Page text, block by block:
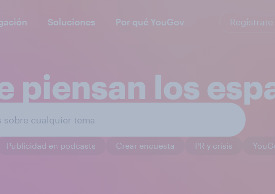
Soluciones Por qué YouGov Regístrate
piensan los
Publicidad en podcasts Crear encuesta PR y crisis